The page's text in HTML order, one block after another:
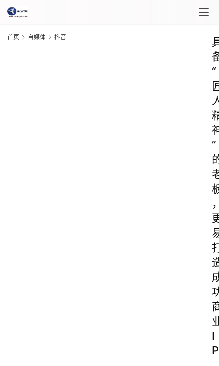
首页 自媒体 抖音
“
”
I
P